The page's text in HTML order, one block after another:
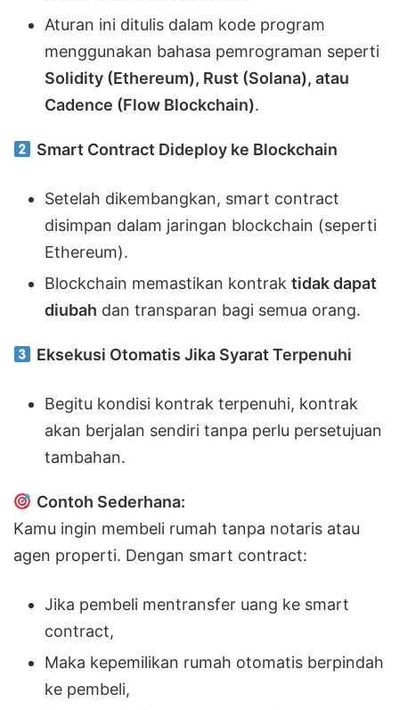
Aturan ini ditulis dalam kode program
menggunakan bahasa pemrograman seperti
Solidity (Ethereum), Rust (Solana), atau
Cadence (Flow Blockchain).
Smart Contract Dideploy ke Blockchain
Setelah dikembangkan, smart contract
disimpan dalam jaringan blockchain (seperti
Ethereum).
Blockchain memastikan kontrak tidak dapat
diubah dan transparan bagi semua orang.
Eksekusi Otomatis Jika Syarat Terpenuhi
Begitu kondisi kontrak terpenuhi, kontrak
akan berjalan sendiri tanpa perlu persetujuan
tambahan.
Contoh Sederhana:
Kamu ingin membeli rumah tanpa notaris atau
agen properti. Dengan smart contract:
Jika pembeli mentransfer uang ke smart
contract,
Maka kepemilikan rumah otomatis berpindah
ke pembeli,